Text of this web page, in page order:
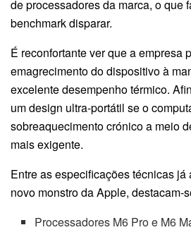
de processadores da marca, o que
benchmark disparar.
É reconfortante ver que a empresa
emagrecimento do dispositivo à
excelente desempenho térmico.
um design ultra-portátil se o
sobreaquecimento crónico a meio
mais exigente.
Entre as especificações técnicas
novo monstro da Apple, destacam-
Processadores M6 Pro e M6